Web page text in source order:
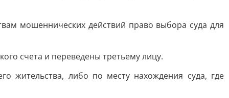
мошеннических действий право выбора суда для
счета и переведены третьему лицу.
жительства, либо по месту нахождения суда, где